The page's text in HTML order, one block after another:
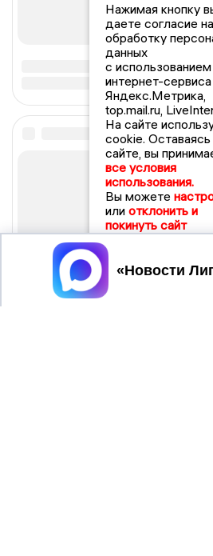
Нажимая кнопку
даете согласие на
обработку
данных
с использованием
интернет-сервиса
Яндекс.Метрика,
top.mail.ru,
На сайте
cookie. Оставаясь
сайте, вы
все условия
использования.
Вы можете
или отклонить и
покинуть сайт
Принять